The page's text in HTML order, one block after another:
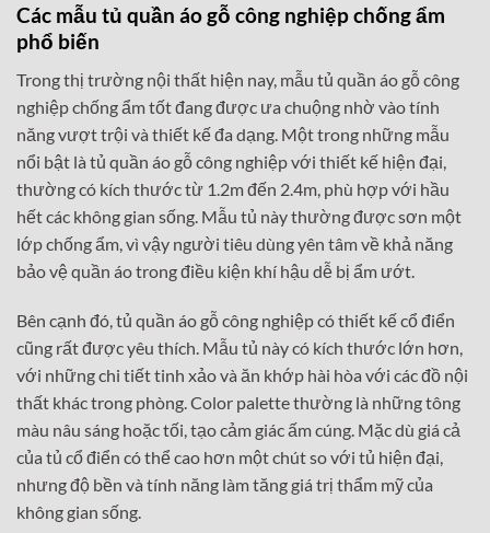
Các mẫu tủ quần áo gỗ công nghiệp chống ẩm
phổ biến
Trong thị trường nội thất hiện nay, mẫu tủ quần áo gỗ công
nghiệp chống ẩm tốt đang được ưa chuộng nhờ vào tính
năng vượt trội và thiết kế đa dạng. Một trong những mẫu
nổi bật là tủ quần áo gỗ công nghiệp với thiết kế hiện đại,
thường có kích thước từ 1.2m đến 2.4m, phù hợp với hầu
hết các không gian sống. Mẫu tủ này thường được sơn một
lớp chống ẩm, vì vậy người tiêu dùng yên tâm về khả năng
bảo vệ quần áo trong điều kiện khí hậu dễ bị ẩm ướt.
Bên cạnh đó, tủ quần áo gỗ công nghiệp có thiết kế cổ điển
cũng rất được yêu thích. Mẫu tủ này có kích thước lớn hơn,
với những chi tiết tinh xảo và ăn khớp hài hòa với các đồ nội
thất khác trong phòng. Color palette thường là những tông
màu nâu sáng hoặc tối, tạo cảm giác ấm cúng. Mặc dù giá cả
của tủ cổ điển có thể cao hơn một chút so với tủ hiện đại,
nhưng độ bền và tính năng làm tăng giá trị thẩm mỹ của
không gian sống.